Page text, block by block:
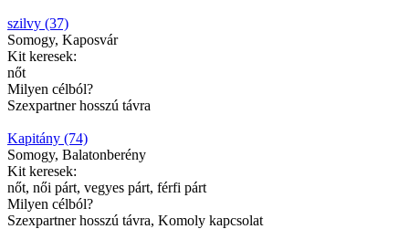
szilvy (37)
Somogy, Kaposvár
Kit keresek:
nőt
Milyen célból?
Szexpartner hosszú távra
Kapitány (74)
Somogy, Balatonberény
Kit keresek:
nőt, női párt, vegyes párt, férfi párt
Milyen célból?
Szexpartner hosszú távra, Komoly kapcsolat